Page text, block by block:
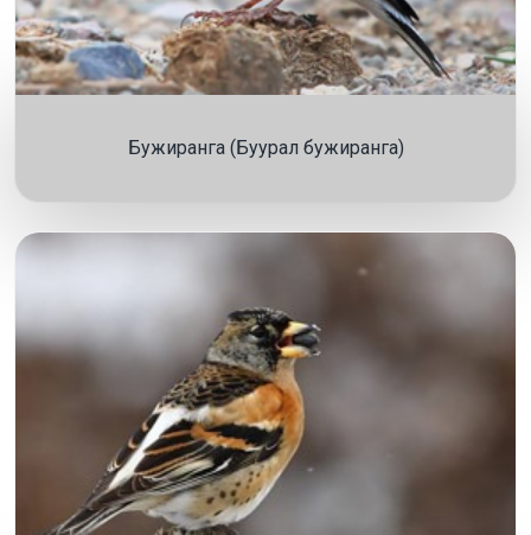
Бужиранга (Буурал бужиранга)